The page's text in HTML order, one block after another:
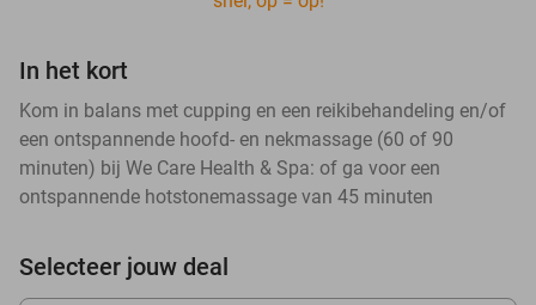
In het kort
Kom in balans met cupping en een reikibehandeling en/of
een ontspannende hoofd- en nekmassage (60 of 90
minuten) bij We Care Health & Spa: of ga voor een
ontspannende hotstonemassage van 45 minuten
Selecteer jouw deal